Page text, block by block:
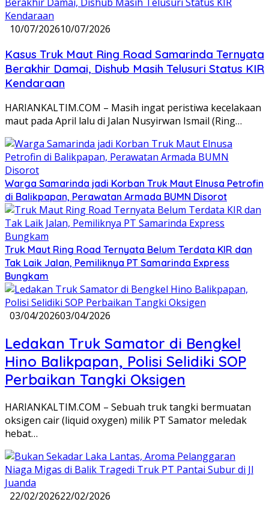
10/07/202610/07/2026
Kasus Truk Maut Ring Road Samarinda Ternyata
Berakhir Damai, Dishub Masih Telusuri Status KIR
Kendaraan
HARIANKALTIM.COM – Masih ingat peristiwa kecelakaan
maut pada April lalu di Jalan Nusyirwan Ismail (Ring…
Warga Samarinda jadi Korban Truk Maut Elnusa Petrofin
di Balikpapan, Perawatan Armada BUMN Disorot
Truk Maut Ring Road Ternyata Belum Terdata KIR dan
Tak Laik Jalan, Pemiliknya PT Samarinda Express
Bungkam
03/04/202603/04/2026
Ledakan Truk Samator di Bengkel
Hino Balikpapan, Polisi Selidiki SOP
Perbaikan Tangki Oksigen
HARIANKALTIM.COM – Sebuah truk tangki bermuatan
oksigen cair (liquid oxygen) milik PT Samator meledak
hebat…
22/02/202622/02/2026